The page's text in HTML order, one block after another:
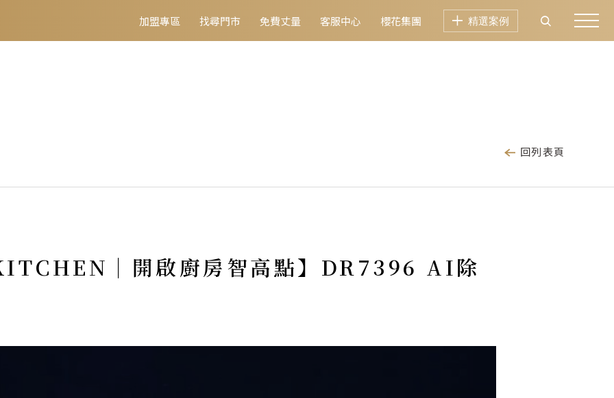
加盟專區 找尋門市 免費丈量 客服中心 櫻花集團 精選案例
回列表頁
｜開啟廚房智高點】DR7396 AI除